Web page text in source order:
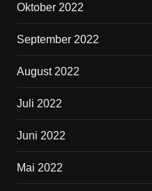
Oktober 2022
September 2022
August 2022
Juli 2022
Juni 2022
Mai 2022